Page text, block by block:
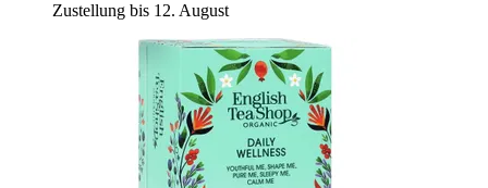
Zustellung bis 12. August